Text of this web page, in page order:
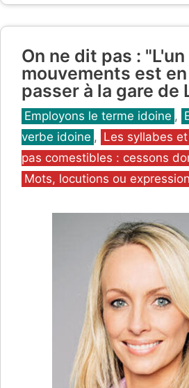
On ne dit pas :
mouvements est
passer à la gare de
Catégories
Employons le terme idoine ,
verbe idoine , Les syllabes
pas comestibles : cessons
Mots, locutions ou